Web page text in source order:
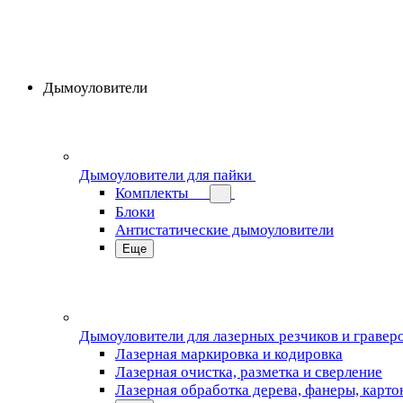
Дымоуловители
Дымоуловители для пайки
Комплекты
Блоки
Антистатические дымоуловители
Еще
Дымоуловители для лазерных резчиков и
Лазерная маркировка и кодировка
Лазерная очистка, разметка и сверление
Лазерная обработка дерева, фанеры,